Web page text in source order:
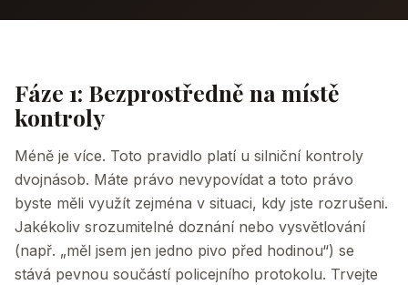
Fáze 1: Bezprostředně na místě
kontroly
Méně je více. Toto pravidlo platí u silniční kontroly
dvojnásob. Máte právo nevypovídat a toto právo
byste měli využít zejména v situaci, kdy jste rozrušeni.
Jakékoliv srozumitelné doznání nebo vysvětlování
(např. „měl jsem jen jedno pivo před hodinou“) se
stává pevnou součástí policejního protokolu. Trvejte